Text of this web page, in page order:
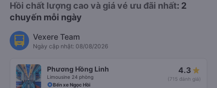
Hồi chất lượng cao và giá vé ưu đãi nhất: 2
chuyến mỗi ngày
Vexere Team
Ngày cập nhật: 08/08/2026
Phương Hồng Linh
Limousine 24 phòng
4.3
(715 đánh giá)
Bến xe Ngọc Hồi